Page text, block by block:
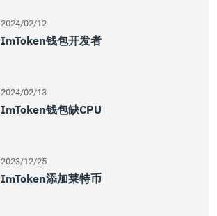
2024/02/12
ImToken钱包开发者
2024/02/13
ImToken钱包缺CPU
2023/12/25
ImToken添加莱特币